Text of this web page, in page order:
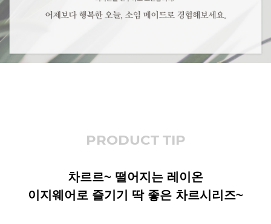
PRODUCT TIP
차르르~ 떨어지는 레이온
이지웨어로 즐기기 딱 좋은 차르시리즈~